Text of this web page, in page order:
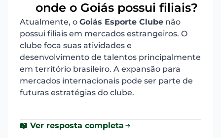
onde o Goiás possui filiais?
Atualmente, o Goiás Esporte Clube não
possui filiais em mercados estrangeiros. O
clube foca suas atividades e
desenvolvimento de talentos principalmente
em território brasileiro. A expansão para
mercados internacionais pode ser parte de
futuras estratégias do clube.
📖 Ver resposta completa